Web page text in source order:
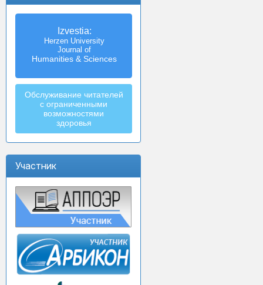
Izvestia:
Herzen University
Journal of
Humanities & Sciences
Обслуживание читателей
с ограниченными
возможностями
здоровья
Участник